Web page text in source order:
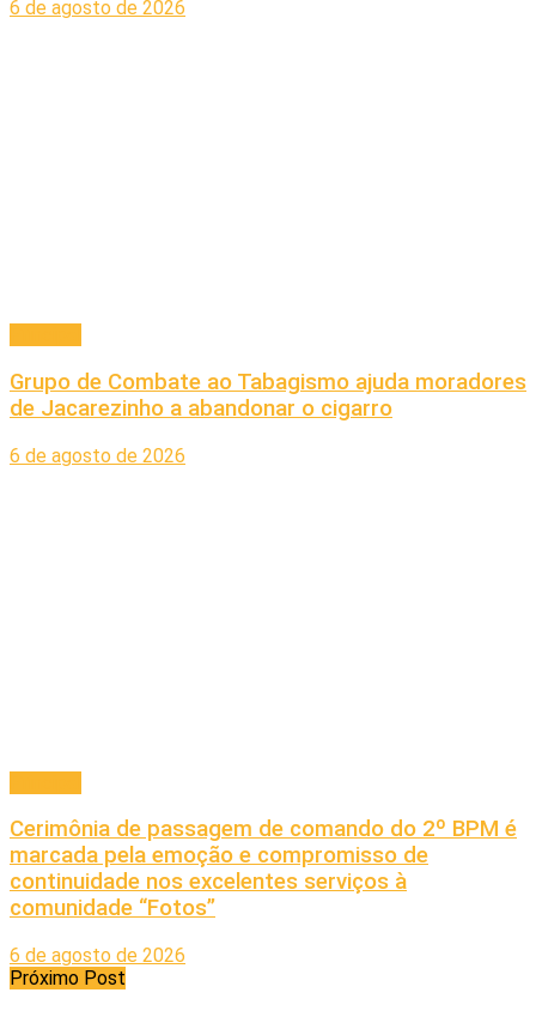
6 de agosto de 2026
Grupo de Combate ao Tabagismo ajuda moradores
de Jacarezinho a abandonar o cigarro
6 de agosto de 2026
Cerimônia de passagem de comando do 2º BPM é
marcada pela emoção e compromisso de
continuidade nos excelentes serviços à
comunidade “Fotos”
6 de agosto de 2026
Próximo Post